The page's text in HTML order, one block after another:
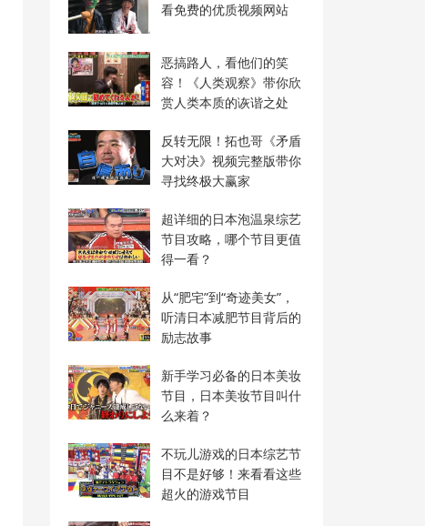
看免费的优质视频网站
恶搞路人，看他们的笑
容！《人类观察》带你欣
赏人类本质的诙谐之处
反转无限！拓也哥《矛盾
大对决》视频完整版带你
寻找终极大赢家
超详细的日本泡温泉综艺
节目攻略，哪个节目更值
得一看？
从“肥宅”到“奇迹美女”，
听清日本减肥节目背后的
励志故事
新手学习必备的日本美妆
节目，日本美妆节目叫什
么来着？
不玩儿游戏的日本综艺节
目不是好够！来看看这些
超火的游戏节目